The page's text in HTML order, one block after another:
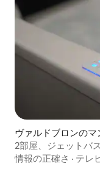
ヴァルドブロンの
2部屋、ジェットバ
駐車場など
情報の正確さ · テレ